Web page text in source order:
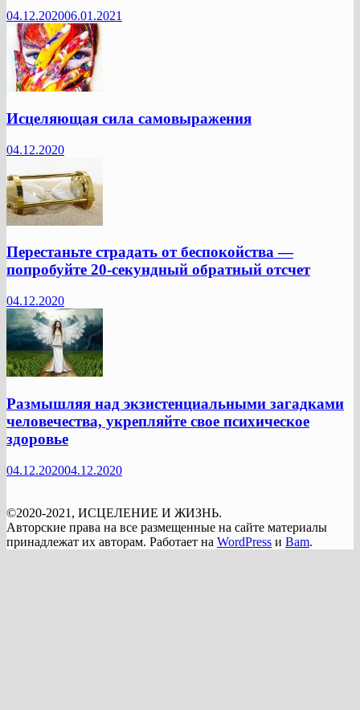
04.12.202006.01.2021
Исцеляющая сила самовыражения
04.12.2020
Перестаньте страдать от беспокойства —
попробуйте 20-секундный обратный отсчет
04.12.2020
Размышляя над экзистенциальными загадками
человечества, укрепляйте свое психическое
здоровье
04.12.202004.12.2020
©2020-2021, ИСЦЕЛЕНИЕ И ЖИЗНЬ.
Авторские права на все размещенные на сайте материалы
принадлежат их авторам. Работает на WordPress и Bam.